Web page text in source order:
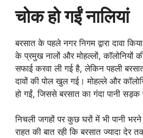
चोक हो गईं नालियां
बरसात के पहले नगर निगम द्वारा दावा
के प्रमुख नालों और मोहल्लों, कॉलोनियों
सफाई करवा ली गई है, लेकिन पहली
दावों की पोल खुल गई। मोहल्ले और
हो गईं, जिससे बरसात का गंदा पानी सड़क
निचली जगहों पर कुछ घरों में भी पानी
राहत की बात रही कि बरसात ज्यादा देर